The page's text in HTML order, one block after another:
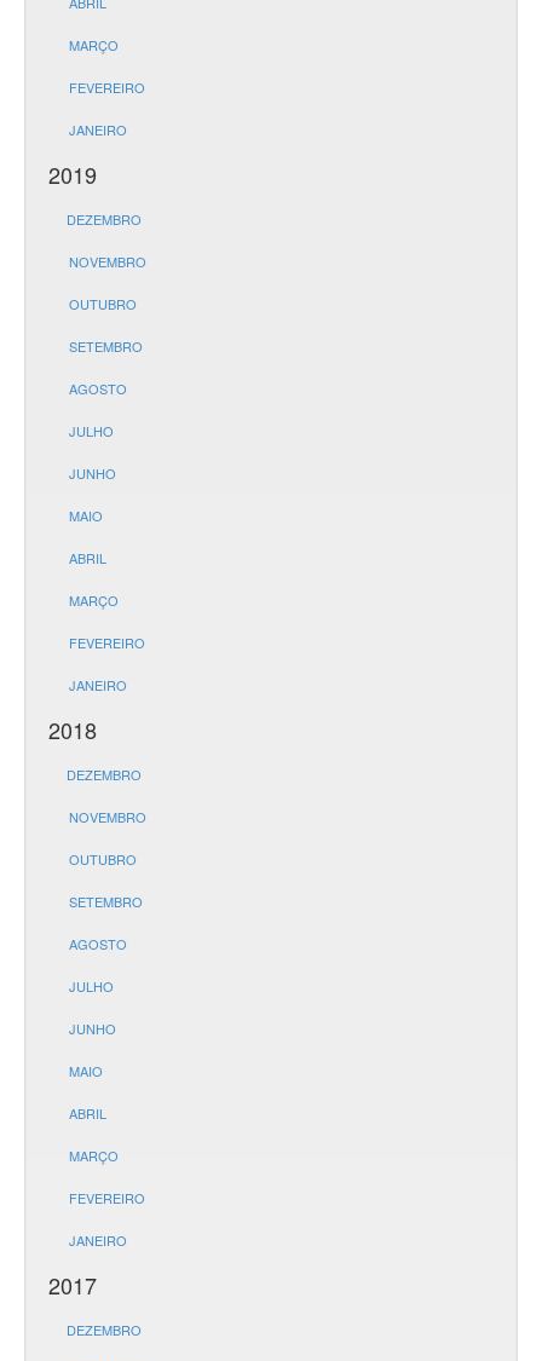
MARÇO
FEVEREIRO
JANEIRO
2019
DEZEMBRO
NOVEMBRO
OUTUBRO
SETEMBRO
AGOSTO
JULHO
JUNHO
MAIO
ABRIL
MARÇO
FEVEREIRO
JANEIRO
2018
DEZEMBRO
NOVEMBRO
OUTUBRO
SETEMBRO
AGOSTO
JULHO
JUNHO
MAIO
ABRIL
MARÇO
FEVEREIRO
JANEIRO
2017
DEZEMBRO